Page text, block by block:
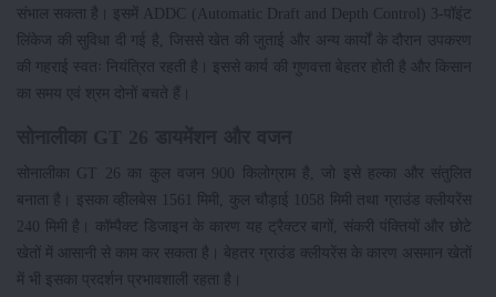
संभाल सकता है। इसमें ADDC (Automatic Draft and Depth Control) 3-पॉइंट
लिंकेज की सुविधा दी गई है, जिससे खेत की जुताई और अन्य कार्यों के दौरान उपकरण
की गहराई स्वतः नियंत्रित रहती है। इससे कार्य की गुणवत्ता बेहतर होती है और किसान
का समय एवं श्रम दोनों बचते हैं।
सोनालीका GT 26 का कुल वजन 900 किलोग्राम है, जो इसे हल्का और संतुलित
बनाता है। इसका व्हीलबेस 1561 मिमी, कुल चौड़ाई 1058 मिमी तथा ग्राउंड क्लीयरेंस
240 मिमी है। कॉम्पैक्ट डिजाइन के कारण यह ट्रैक्टर बागों, संकरी पंक्तियों और छोटे
खेतों में आसानी से काम कर सकता है। बेहतर ग्राउंड क्लीयरेंस के कारण असमान खेतों
में भी इसका प्रदर्शन प्रभावशाली रहता है।